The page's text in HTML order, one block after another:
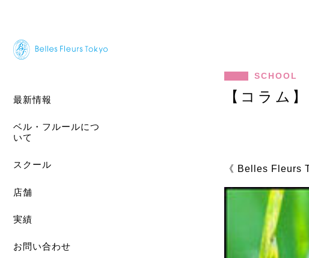
最新情報
ベル・フルールにつ
いて
スクール
店舗
実績
お問い合わせ
SCHOOL
【コラム
《 Belles Fleurs